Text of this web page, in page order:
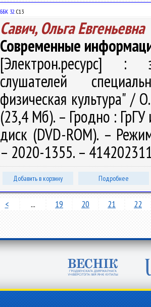
ББК 32.С13
Савич, Ольга Евгеньевна
Современные
[Электрон.ресурс] :
слушателей
физическая культура" /
(23,4 Мб). – Гродно :
диск (DVD-ROM). –
– 2020-1355. –
Добавить в корзину Подробнее
< ... 19 20 21 22